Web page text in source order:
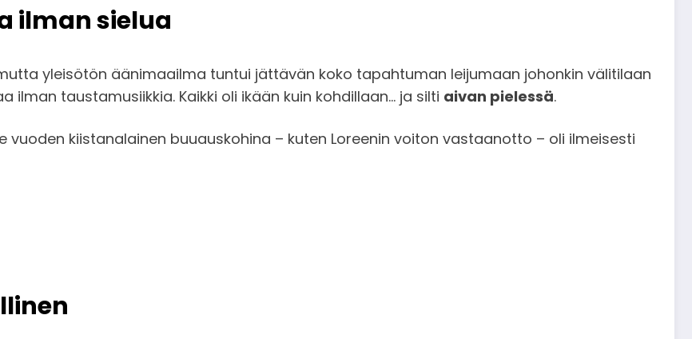
ilman sielua
yleisötön äänimaailma tuntui jättävän koko tapahtuman leijumaan johonkin välitilaan
taustamusiikkia. Kaikki oli ikään kuin kohdillaan… ja silti aivan pielessä.
vuoden kiistanalainen buuauskohina – kuten Loreenin voiton vastaanotto – oli ilmeisesti